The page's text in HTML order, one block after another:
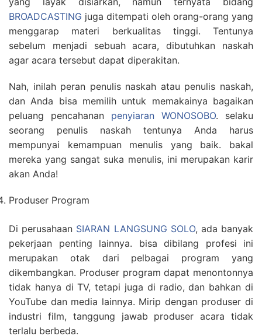
BROADCASTING juga ditempati oleh orang-orang yang
menggarap materi berkualitas tinggi. Tentunya
sebelum menjadi sebuah acara, dibutuhkan naskah
agar acara tersebut dapat diperakitan.
Nah, inilah peran penulis naskah atau penulis naskah,
dan Anda bisa memilih untuk memakainya bagaikan
peluang pencahanan penyiaran WONOSOBO. selaku
seorang penulis naskah tentunya Anda harus
mempunyai kemampuan menulis yang baik. bakal
mereka yang sangat suka menulis, ini merupakan karir
akan Anda!
Produser Program
Di perusahaan SIARAN LANGSUNG SOLO, ada banyak
pekerjaan penting lainnya. bisa dibilang profesi ini
merupakan otak dari pelbagai program yang
dikembangkan. Produser program dapat menontonnya
tidak hanya di TV, tetapi juga di radio, dan bahkan di
YouTube dan media lainnya. Mirip dengan produser di
industri film, tanggung jawab produser acara tidak
terlalu berbeda.